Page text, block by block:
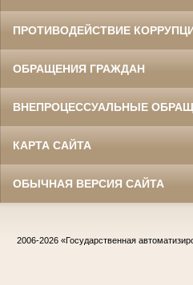
ПРОТИВОДЕЙСТВИЕ
ОБРАЩЕНИЯ ГРАЖДАН
ВНЕПРОЦЕССУАЛЬНЫЕ
КАРТА САЙТА
ОБЫЧНАЯ ВЕРСИЯ САЙТА
2006-2026 «Государственная